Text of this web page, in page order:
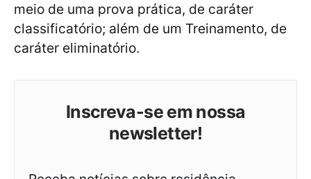
meio de uma prova prática, de caráter
classificatório; além de um Treinamento, de
caráter eliminatório.
Inscreva-se em nossa
newsletter!